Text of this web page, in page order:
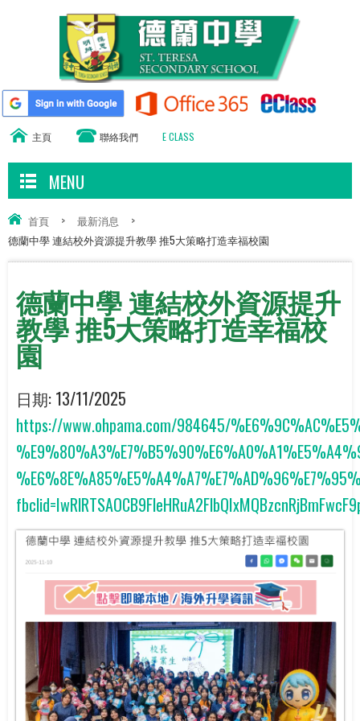
主頁 聯絡我們 E CLASS
MENU
首頁 > 最新消息
>
德蘭中學 連結校外資源提升教學 推5大策略打造幸福校園
德蘭中學 連結校外資源提升
教學 推5大策略打造幸福校
園
日期: 13/11/2025
https://www.ohpama.com/984645/